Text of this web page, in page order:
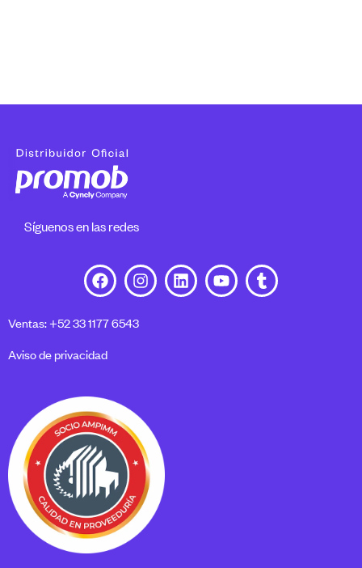
Síguenos en las redes
Ventas: +52 33 1177 6543
Aviso de privacidad